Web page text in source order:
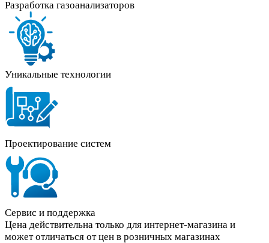
Разработка газоанализаторов
Уникальные технологии
Проектирование систем
Сервис и поддержка
Цена действительна только для интернет-магазина и
может отличаться от цен в розничных магазинах